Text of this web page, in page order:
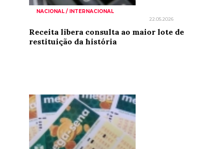
NACIONAL / INTERNACIONAL
22.05.2026
Receita libera consulta ao maior lote de
restituição da história